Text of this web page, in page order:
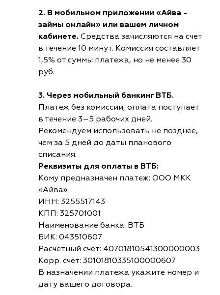
2. В мобильном приложении «Айва -
займы онлайн» или вашем личном
кабинете. Средства зачисляются на счет
в течение 10 минут. Комиссия составляет
1,5% от суммы платежа, но не менее 30
руб.
3. Через мобильный банкинг ВТБ.
Платеж без комиссии, оплата поступает
в течение 3–5 рабочих дней.
Рекомендуем использовать не позднее,
чем за 5 дней до даты планового
списания.
Реквизиты для оплаты в ВТБ:
Кому предназначен платеж: ООО МКК
«Айва»
ИНН: 3255517143
КПП: 325701001
Наименование банка: ВТБ
БИК: 043510607
Расчётный счёт: 40701810541300000003
Корр. счёт: 30101810335100000607
В назначении платежа укажите номер и
дату вашего договора.